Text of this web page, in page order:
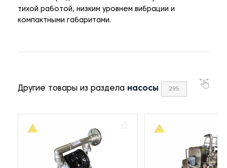
тихой работой, низким уровнем вибрации и
компактными габаритами.
Другие товары из раздела насосы 295